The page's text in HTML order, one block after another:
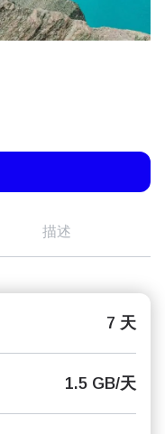
描述
7 天
1.5 GB/天